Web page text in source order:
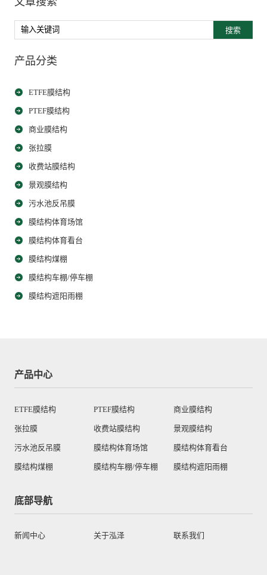
搜索
产品分类
ETFE膜结构
PTEF膜结构
商业膜结构
张拉膜
收费站膜结构
景观膜结构
污水池反吊膜
膜结构体育场馆
膜结构体育看台
膜结构煤棚
膜结构车棚/停车棚
膜结构遮阳雨棚
产品中心
ETFE膜结构 PTEF膜结构 商业膜结构
张拉膜 收费站膜结构 景观膜结构
污水池反吊膜 膜结构体育场馆 膜结构体育看台
膜结构煤棚 膜结构车棚/停车棚 膜结构遮阳雨棚
底部导航
新闻中心 关于泓泽 联系我们